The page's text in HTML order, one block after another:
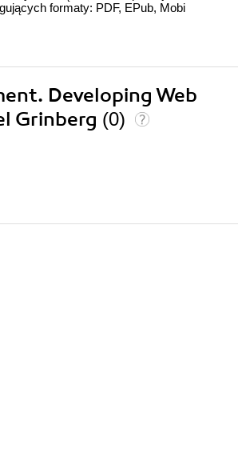
formaty: PDF, EPub, Mobi
Developing Web
Grinberg (0)